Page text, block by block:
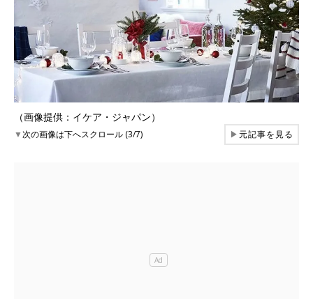
（画像提供：イケア・ジャパン）
▼次の画像は下へスクロール (3/7) ▶元記事を見る